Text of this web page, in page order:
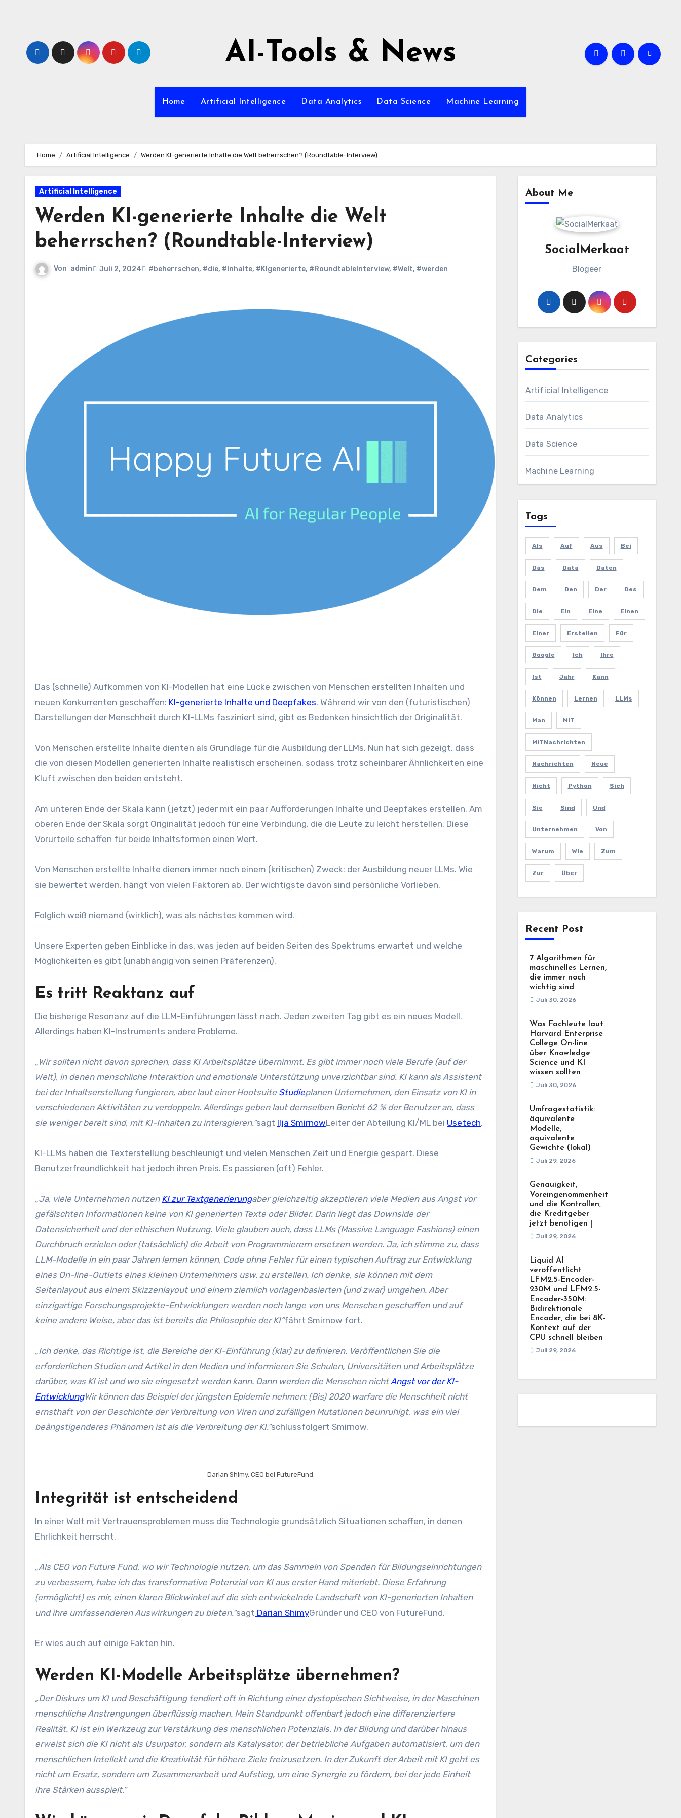
AI-Tools & News
Home Artificial Intelligence Data Analytics Data Science Machine Learning
Home Artificial Intelligence Werden KI-generierte Inhalte die Welt beherrschen? (Roundtable-Interview)
Artificial Intelligence
Werden KI-generierte Inhalte die Welt
beherrschen? (Roundtable-Interview)
Von admin Juli 2, 2024 #beherrschen, #die, #Inhalte, #KIgenerierte, #RoundtableInterview, #Welt, #werden
Das (schnelle) Aufkommen von KI-Modellen hat eine Lücke zwischen von Menschen erstellten Inhalten und
neuen Konkurrenten geschaffen: KI-generierte Inhalte und Deepfakes. Während wir von den (futuristischen)
Darstellungen der Menschheit durch KI-LLMs fasziniert sind, gibt es Bedenken hinsichtlich der Originalität.
Von Menschen erstellte Inhalte dienten als Grundlage für die Ausbildung der LLMs. Nun hat sich gezeigt, dass
die von diesen Modellen generierten Inhalte realistisch erscheinen, sodass trotz scheinbarer Ähnlichkeiten eine
Kluft zwischen den beiden entsteht.
Am unteren Ende der Skala kann (jetzt) ​​jeder mit ein paar Aufforderungen Inhalte und Deepfakes erstellen. Am
oberen Ende der Skala sorgt Originalität jedoch für eine Verbindung, die die Leute zu leicht herstellen. Diese
Vorurteile schaffen für beide Inhaltsformen einen Wert.
Von Menschen erstellte Inhalte dienen immer noch einem (kritischen) Zweck: der Ausbildung neuer LLMs. Wie
sie bewertet werden, hängt von vielen Faktoren ab. Der wichtigste davon sind persönliche Vorlieben.
Folglich weiß niemand (wirklich), was als nächstes kommen wird.
Unsere Experten geben Einblicke in das, was jeden auf beiden Seiten des Spektrums erwartet und welche
Möglichkeiten es gibt (unabhängig von seinen Präferenzen).
Es tritt Reaktanz auf
Die bisherige Resonanz auf die LLM-Einführungen lässt nach. Jeden zweiten Tag gibt es ein neues Modell.
Allerdings haben KI-Instruments andere Probleme.
„Wir sollten nicht davon sprechen, dass KI Arbeitsplätze übernimmt. Es gibt immer noch viele Berufe (auf der
Welt), in denen menschliche Interaktion und emotionale Unterstützung unverzichtbar sind. KI kann als Assistent
bei der Inhaltserstellung fungieren, aber laut einer Hootsuite Studieplanen Unternehmen, den Einsatz von KI in
verschiedenen Aktivitäten zu verdoppeln. Allerdings geben laut demselben Bericht 62 % der Benutzer an, dass
sie weniger bereit sind, mit KI-Inhalten zu interagieren.“sagt Ilja SmirnowLeiter der Abteilung KI/ML bei Usetech.
KI-LLMs haben die Texterstellung beschleunigt und vielen Menschen Zeit und Energie gespart. Diese
Benutzerfreundlichkeit hat jedoch ihren Preis. Es passieren (oft) Fehler.
„Ja, viele Unternehmen nutzen KI zur Textgenerierungaber gleichzeitig akzeptieren viele Medien aus Angst vor
gefälschten Informationen keine von KI generierten Texte oder Bilder. Darin liegt das Downside der
Datensicherheit und der ethischen Nutzung. Viele glauben auch, dass LLMs (Massive Language Fashions) einen
Durchbruch erzielen oder (tatsächlich) die Arbeit von Programmierern ersetzen werden. Ja, ich stimme zu, dass
LLM-Modelle in ein paar Jahren lernen können, Code ohne Fehler für einen typischen Auftrag zur Entwicklung
eines On-line-Outlets eines kleinen Unternehmers usw. zu erstellen. Ich denke, sie können mit dem
Seitenlayout aus einem Skizzenlayout und einem ziemlich vorlagenbasierten (und zwar) umgehen. Aber
einzigartige Forschungsprojekte-Entwicklungen werden noch lange von uns Menschen geschaffen und auf
keine andere Weise, aber das ist bereits die Philosophie der KI“fährt Smirnow fort.
„Ich denke, das Richtige ist, die Bereiche der KI-Einführung (klar) zu definieren. Veröffentlichen Sie die
erforderlichen Studien und Artikel in den Medien und informieren Sie Schulen, Universitäten und Arbeitsplätze
darüber, was KI ist und wo sie eingesetzt werden kann. Dann werden die Menschen nichtAngst vor der KI-
EntwicklungWir können das Beispiel der jüngsten Epidemie nehmen: (Bis) 2020 warfare die Menschheit nicht
ernsthaft von der Geschichte der Verbreitung von Viren und zufälligen Mutationen beunruhigt, was ein viel
beängstigenderes Phänomen ist als die Verbreitung der KI.“schlussfolgert Smirnow.
Darian Shimy, CEO bei FutureFund
Integrität ist entscheidend
In einer Welt mit Vertrauensproblemen muss die Technologie grundsätzlich Situationen schaffen, in denen
Ehrlichkeit herrscht.
„Als CEO von Future Fund, wo wir Technologie nutzen, um das Sammeln von Spenden für Bildungseinrichtungen
zu verbessern, habe ich das transformative Potenzial von KI aus erster Hand miterlebt. Diese Erfahrung
(ermöglicht) es mir, einen klaren Blickwinkel auf die sich entwickelnde Landschaft von KI-generierten Inhalten
und ihre umfassenderen Auswirkungen zu bieten.“sagt Darian ShimyGründer und CEO von FutureFund.
Er wies auch auf einige Fakten hin.
Werden KI-Modelle Arbeitsplätze übernehmen?
„Der Diskurs um KI und Beschäftigung tendiert oft in Richtung einer dystopischen Sichtweise, in der Maschinen
menschliche Anstrengungen überflüssig machen. Mein Standpunkt offenbart jedoch eine differenziertere
Realität. KI ist ein Werkzeug zur Verstärkung des menschlichen Potenzials. In der Bildung und darüber hinaus
erweist sich die KI nicht als Usurpator, sondern als Katalysator, der betriebliche Aufgaben automatisiert, um den
menschlichen Intellekt und die Kreativität für höhere Ziele freizusetzen. In der Zukunft der Arbeit mit KI geht es
nicht um Ersatz, sondern um Zusammenarbeit und Aufstieg, um eine Synergie zu fördern, bei der jede Einheit
ihre Stärken ausspielt.“
About Me
SocialMerkaat
Blogeer
Categories
Artificial Intelligence
Data Analytics
Data Science
Machine Learning
Tags
Als Auf Aus Bei
Das Data Daten
Dem Den Der Des
Die Ein Eine Einen
Einer Erstellen Für
Google Ich Ihre
Ist Jahr Kann
Können Lernen LLMs
Man MIT
MITNachrichten
Nachrichten Neue
Nicht Python Sich
Sie Sind Und
Unternehmen Von
Warum Wie Zum
Zur Über
Recent Post
7 Algorithmen für
maschinelles Lernen,
die immer noch
wichtig sind
Juli 30, 2026
Was Fachleute laut
Harvard Enterprise
College On-line
über Knowledge
Science und KI
wissen sollten
Juli 30, 2026
Umfragestatistik:
äquivalente
Modelle,
äquivalente
Gewichte (lokal)
Juli 29, 2026
Genauigkeit,
Voreingenommenheit
und die Kontrollen,
die Kreditgeber
jetzt benötigen |
Juli 29, 2026
Liquid AI
veröffentlicht
LFM2.5-Encoder-
230M und LFM2.5-
Encoder-350M:
Bidirektionale
Encoder, die bei 8K-
Kontext auf der
CPU schnell bleiben
Juli 29, 2026